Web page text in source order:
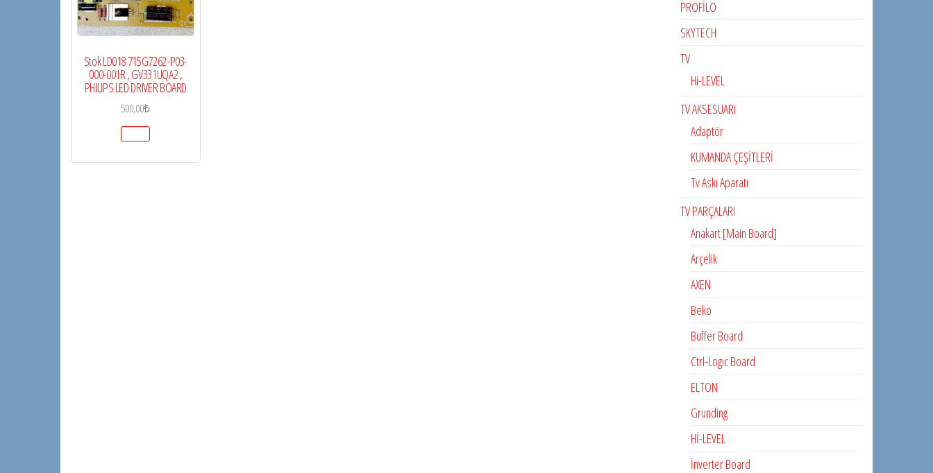
Stok LD018 715G7262-P03-
000-001R , GV331UQA2 ,
PHILIPS LED DRIVER BOARD
500,00₺
PROFİLO
SKYTECH
TV
Hi-LEVEL
TV AKSESUARI
Adaptör
KUMANDA ÇEŞİTLERİ
Tv Askı Aparatı
TV PARÇALARI
Anakart [Main Board]
Arçelik
AXEN
Beko
Buffer Board
Ctrl-Logıc Board
ELTON
Grunding
Hİ-LEVEL
İnverter Board